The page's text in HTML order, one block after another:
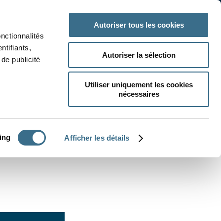
publicité
Afficher les détails
Autoriser tous les cookies
Autoriser la sélection
Utiliser uniquement les cookies
nécessaires